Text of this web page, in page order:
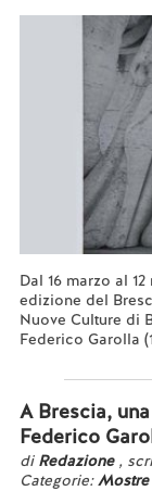
Dal 16 marzo al
edizione del
Nuove Culture di
Federico Garolla
A Brescia,
Federico
di Redazione ,
Categorie:Mostre